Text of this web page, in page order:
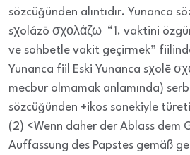
sözcüğünden alıntıdır. Yunanca
sχolázō σχολάζω “1. vaktini
ve sohbetle vakit geçirmek”
Yunanca fiil Eski Yunanca sχolē
mecbur olmamak anlamında)
sözcüğünden +ikos sonekiyle
(2) <Wenn daher der Ablass dem
Auffassung des Papstes gemäß